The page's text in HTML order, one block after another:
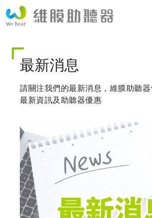
至
最新消息
請關注我們的最新消息，維膜助聽
最新資訊及助聽器優惠